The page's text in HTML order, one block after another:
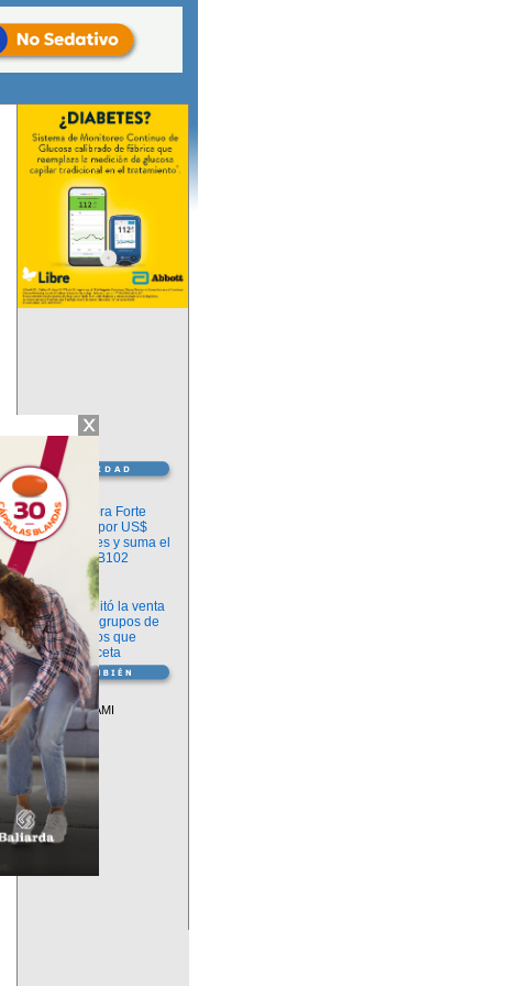
Información
argenx compra Forte
Biosciences por US$
2.200 millones y suma el
anticuerpo FB102
Información
ANMAT habilitó la venta
libre de diez grupos de
medicamentos que
requerían receta
Vademécum
Descuentos PAMI